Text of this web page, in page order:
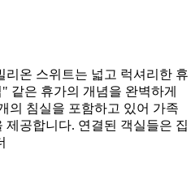
리온 스위트는 넓고 럭셔리한 휴
같은 휴가의 개념을 완벽하게
의 침실을 포함하고 있어 가족
제공합니다. 연결된 객실들은 집